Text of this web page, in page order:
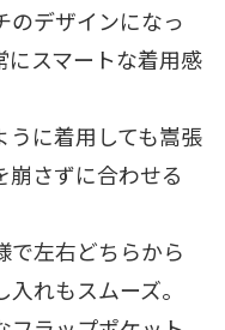
のデザインになっ
にスマートな着用感
うに着用しても嵩張
崩さずに合わせる
で左右どちらから
れもスムーズ。